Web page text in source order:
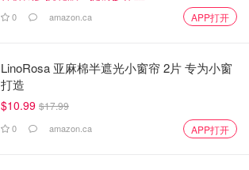
0 amazon.ca APP打开
LinoRosa 亚麻棉半遮光小窗帘 2片 专为小窗
打造
$10.99 $17.99
0 amazon.ca APP打开